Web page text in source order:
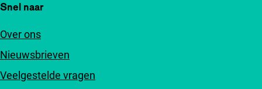
Snel naar
Over ons
Nieuwsbrieven
Veelgestelde vragen